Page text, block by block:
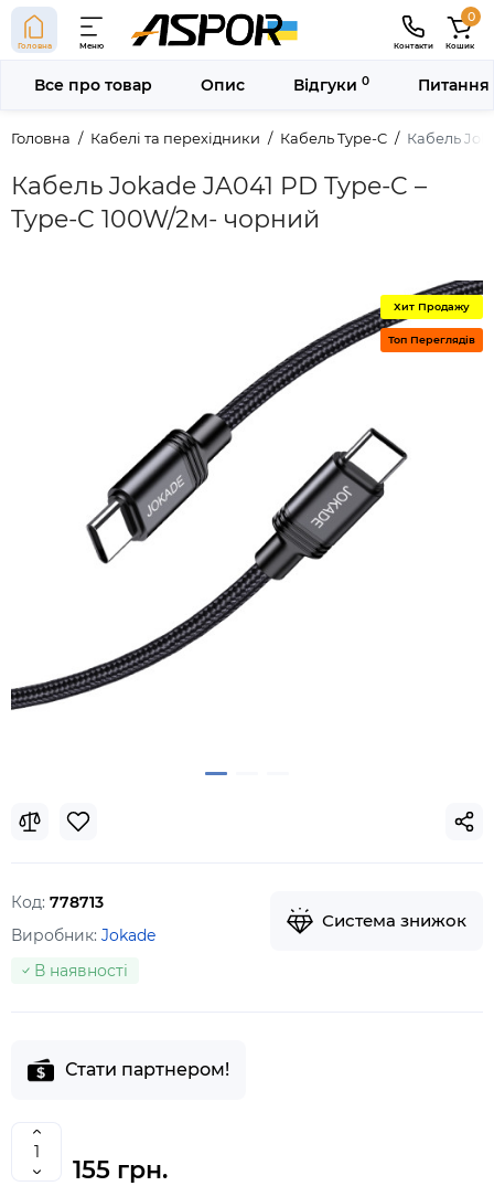
Головна Меню Контакти
0
Кошик
Головна Кабелі та перехідники Кабель Type-C Кабель
Кабель Jokade JA041 PD Type-C –
Type-C 100W/2м- чорний
Все про товар Опис Відгуки 0 Питання
Хит Продажу
Топ Переглядів
Код: 778713
Виробник: Jokade
В наявності
Система знижок
Стати партнером!
155 грн.